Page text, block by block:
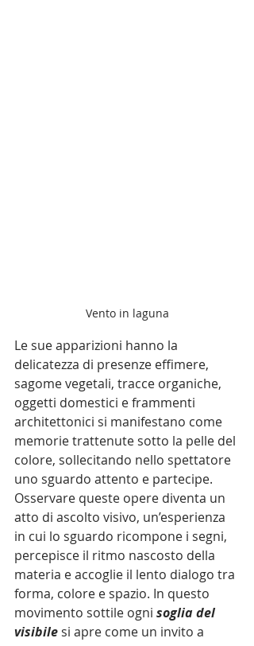
Vento in laguna
Le sue apparizioni hanno la
delicatezza di presenze effimere,
sagome vegetali, tracce organiche,
oggetti domestici e frammenti
architettonici si manifestano come
memorie trattenute sotto la pelle del
colore, sollecitando nello spettatore
uno sguardo attento e partecipe.
Osservare queste opere diventa un
atto di ascolto visivo, un’esperienza
in cui lo sguardo ricompone i segni,
percepisce il ritmo nascosto della
materia e accoglie il lento dialogo tra
forma, colore e spazio. In questo
movimento sottile ogni soglia del
visibile si apre come un invito a